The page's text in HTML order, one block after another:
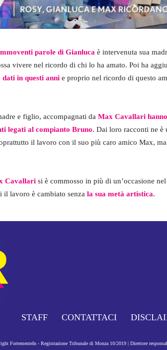
parole di Gianluca è intervenuta sua
vivere nel ricordo di chi lo ha amato. Poi ha
dati in questi anni e proprio nel ricordo di questo
e figlio, accompagnati da Max Cavallari
legati al compianto Bruno. Dai loro racconti ne è
il lavoro con il suo più caro amico Max,
Cavallari si è commosso in più di un’occasione
il lavoro è cambiato senza la sua metà artistica.
STAFF CONTATTACI
FortementeIn - Registrazione Tribunale di Monza 10/2019 | Direttore